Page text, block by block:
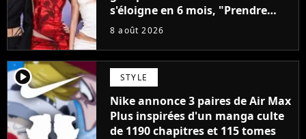
s'éloigne en 6 mois, "Prendre
cette décision n’a pas été facile"
8 août 2026
player2 STYLE
Nike annonce 3 paires de Air Max
Plus inspirées d'un manga culte
de 1190 chapitres et 115 tomes